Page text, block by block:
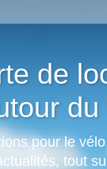
de
du
pour le
tout